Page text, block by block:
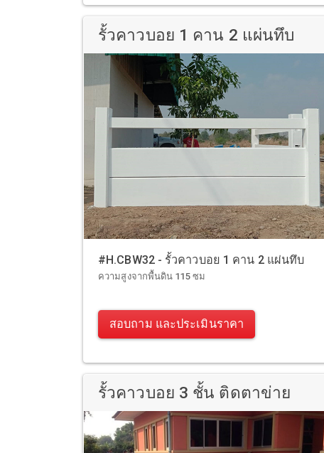
รั้วคาวบอย 1 คาน 2 แผ่นทึบ
#H.CBW32 - รั้วคาวบอย 1 คาน 2 แผ่นทึบ
ความสูงจากพื้นดิน 115 ซม
สอบถาม และประเมินราคา
รั้วคาวบอย 3 ชั้น ติดตาข่าย